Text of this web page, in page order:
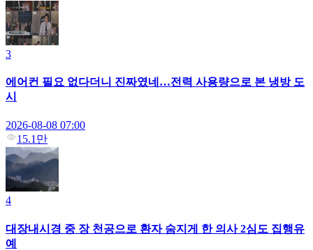
3
에어컨 필요 없다더니 진짜였네…전력 사용량으로 본 냉방 도
시
2026-08-08 07:00
15.1만
4
대장내시경 중 장 천공으로 환자 숨지게 한 의사 2심도 집행유
예